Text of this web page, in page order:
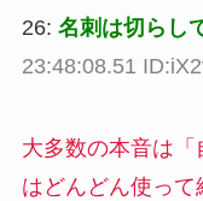
26: 名刺は切らし
23:48:08.51
大多数の本音は
はどんどん使っ